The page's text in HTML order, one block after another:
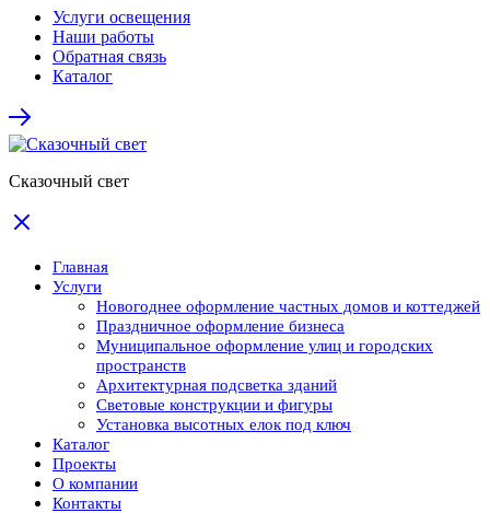
Услуги освещения
Наши работы
Обратная связь
Каталог
Сказочный свет
Главная
Услуги
Новогоднее оформление частных домов и коттеджей
Праздничное оформление бизнеса
Муниципальное оформление улиц и городских
пространств
Архитектурная подсветка зданий
Световые конструкции и фигуры
Установка высотных елок под ключ
Каталог
Проекты
О компании
Контакты